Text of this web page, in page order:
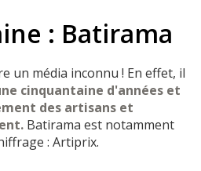
: Batirama
un média inconnu ! En effet, il
cinquantaine d'années et
des artisans et
t. Batirama est notamment
: Artiprix.